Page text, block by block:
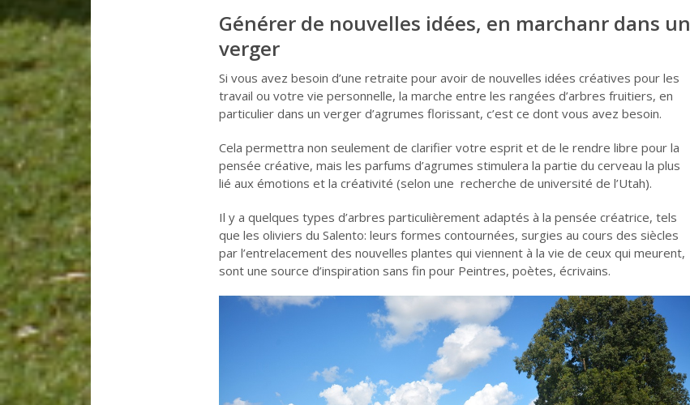
Générer de nouvelles idées, en marchanr dans un
verger
Si vous avez besoin d’une retraite pour avoir de nouvelles idées créatives pour les
travail ou votre vie personnelle, la marche entre les rangées d’arbres fruitiers, en
particulier dans un verger d’agrumes florissant, c’est ce dont vous avez besoin.
Cela permettra non seulement de clarifier votre esprit et de le rendre libre pour la
pensée créative, mais les parfums d’agrumes stimulera la partie du cerveau la plus
lié aux émotions et la créativité (selon une recherche de université de l’Utah).
Il y a quelques types d’arbres particulièrement adaptés à la pensée créatrice, tels
que les oliviers du Salento: leurs formes contournées, surgies au cours des siècles
par l’entrelacement des nouvelles plantes qui viennent à la vie de ceux qui meurent,
sont une source d’inspiration sans fin pour Peintres, poètes, écrivains.